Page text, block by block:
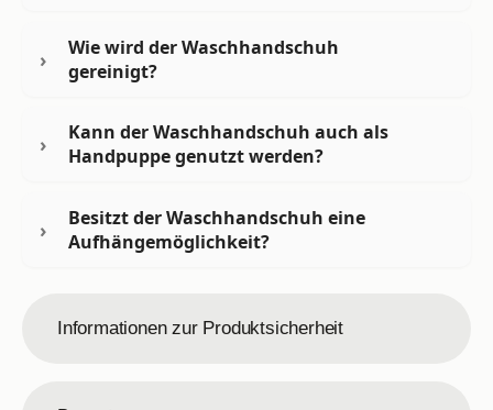
Wie wird der Waschhandschuh
gereinigt?
Kann der Waschhandschuh auch als
Handpuppe genutzt werden?
Besitzt der Waschhandschuh eine
Aufhängemöglichkeit?
Informationen zur Produktsicherheit